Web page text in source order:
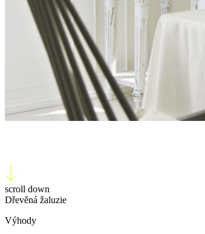
scroll down
Dřevěná žaluzie
Výhody